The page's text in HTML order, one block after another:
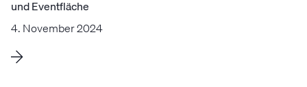
und Eventfläche
4. November 2024